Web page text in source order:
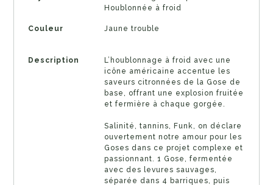
Houblonnée à froid
Couleur Jaune trouble
Description
L’houblonnage à froid avec une
icône américaine accentue les
saveurs citronnées de la Gose de
base, offrant une explosion fruitée
et fermière à chaque gorgée.
Salinité, tannins, Funk, on déclare
ouvertement notre amour pour les
Goses dans ce projet complexe et
passionnant. 1 Gose, fermentée
avec des levures sauvages,
séparée dans 4 barriques, puis